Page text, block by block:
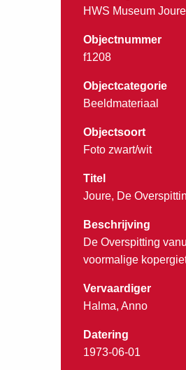
HWS Museum Joure
Objectnummer
f1208
Objectcategorie
Beeldmateriaal
Objectsoort
Foto zwart/wit
Titel
Joure, De
Beschrijving
De Overspitting
voormalige
Vervaardiger
Halma, Anno
Datering
1973-06-01